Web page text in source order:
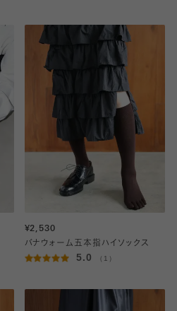
¥2,530
バナウォーム五本指ハイソックス
5.0 （1）